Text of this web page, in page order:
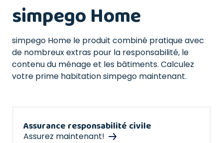
simpego Home
simpego Home le produit combiné pratique avec
de nombreux extras pour la responsabilité, le
contenu du ménage et les bâtiments. Calculez
votre prime habitation simpego maintenant.
Assurance responsabilité civile
Assurez maintenant!